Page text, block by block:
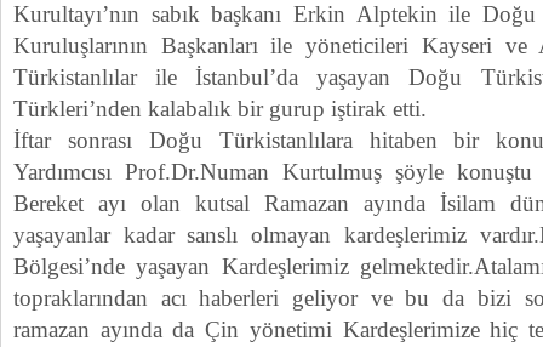
Kurultayı’nın sabık başkanı Erkin Alptekin ile
Kuruluşlarının Başkanları ile yöneticileri Kayseri ve
Türkistanlılar ile İstanbul’da yaşayan Doğu
Türkleri’nden kalabalık bir gurup iştirak etti.
İftar sonrası Doğu Türkistanlılara hitaben bir
Yardımcısı Prof.Dr.Numan Kurtulmuş şöyle
Bereket ayı olan kutsal Ramazan ayında İsilam
yaşayanlar kadar sanslı olmayan kardeşlerimiz
Bölgesi’nde yaşayan Kardeşlerimiz
topraklarından acı haberleri geliyor ve bu da bizi
ramazan ayında da Çin yönetimi Kardeşlerimize hiç